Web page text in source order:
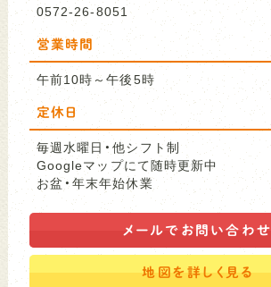
0572-26-8051
営業時間
午前10時～午後5時
定休日
毎週水曜日・他シフト制
Googleマップにて随時更新中
お盆・年末年始休業
メールで お問い合わせ
地図を詳しく見る